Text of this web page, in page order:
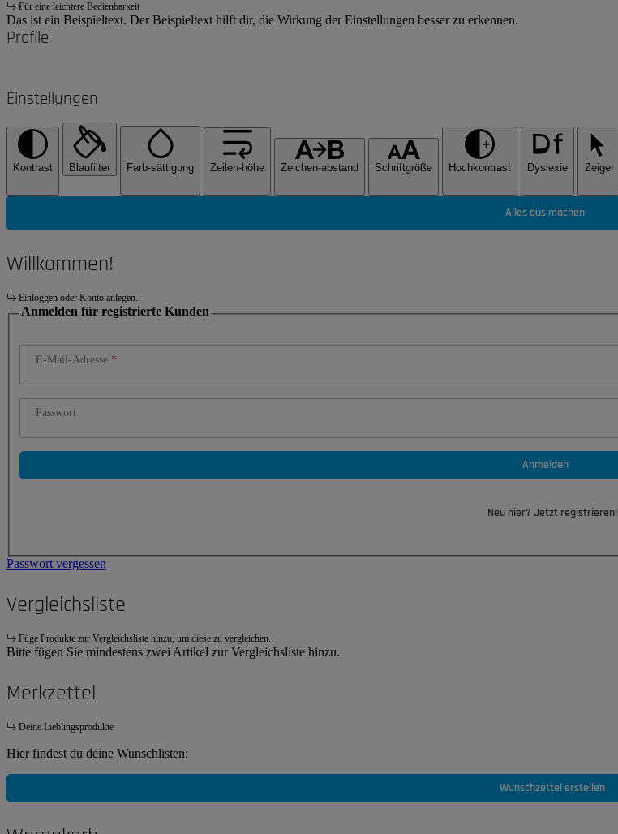
Für eine leichtere Bedienbarkeit
Das ist ein Beispieltext. Der Beispieltext hilft dir, die Wirkung der Einstellungen besser zu erkennen.
Profile
Einstellungen
Kontrast Blaufilter Farb-sättigung Zeilen-höhe Zeichen-abstand Schriftgröße Hochkontrast Dyslexie Zeiger
Alles aus machen
Willkommen!
Einloggen oder Konto anlegen.
Anmelden für registrierte Kunden
E-Mail-Adresse
Passwort
Anmelden
Neu hier? Jetzt registrieren!
Passwort vergessen
Vergleichsliste
Füge Produkte zur Vergleichsliste hinzu, um diese zu vergleichen.
Bitte fügen Sie mindestens zwei Artikel zur Vergleichsliste hinzu.
Merkzettel
Deine Lieblingsprodukte
Hier findest du deine Wunschlisten:
Wunschzettel erstellen